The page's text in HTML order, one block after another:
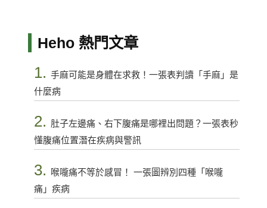
Heho 熱門文章
1. 手麻可能是身體在求救！一張表判讀「手麻」是
什麼病
2. 肚子左邊痛、右下腹痛是哪裡出問題？一張表秒
懂腹痛位置潛在疾病與警訊
3.
喉嚨痛不等於感冒！ 一張圖辨別四種「喉嚨
痛」疾病